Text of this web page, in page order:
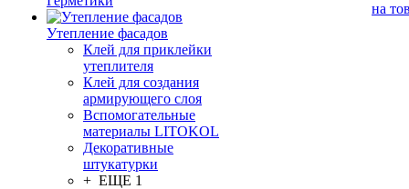
Утепление фасадов
Клей для приклейки
утеплителя
Клей для создания
армирующего слоя
Вспомогательные
материалы LITOKOL
Декоративные
штукатурки
+ ЕЩЕ 1
на